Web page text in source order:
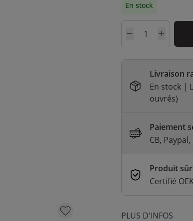
En stock
QUANTITÉ
Livraison
En stock |
ouvrés)
Paiement
CB,
Produit
Certifié
PLUS D'INFOS